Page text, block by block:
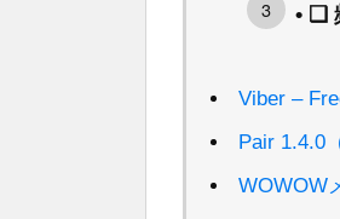
• ❑
Viber –
Pair 1.4.0
WOWOW